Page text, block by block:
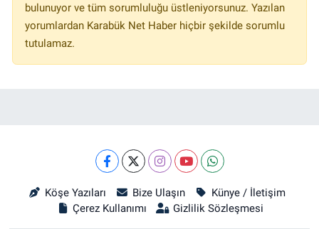
bulunuyor ve tüm sorumluluğu üstleniyorsunuz. Yazılan
yorumlardan Karabük Net Haber hiçbir şekilde sorumlu
tutulamaz.
Köşe Yazıları Bize Ulaşın
Künye / İletişim
Çerez Kullanımı
Gizlilik Sözleşmesi